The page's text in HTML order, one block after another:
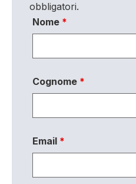
obbligatori.
Nome *
Cognome *
Email *